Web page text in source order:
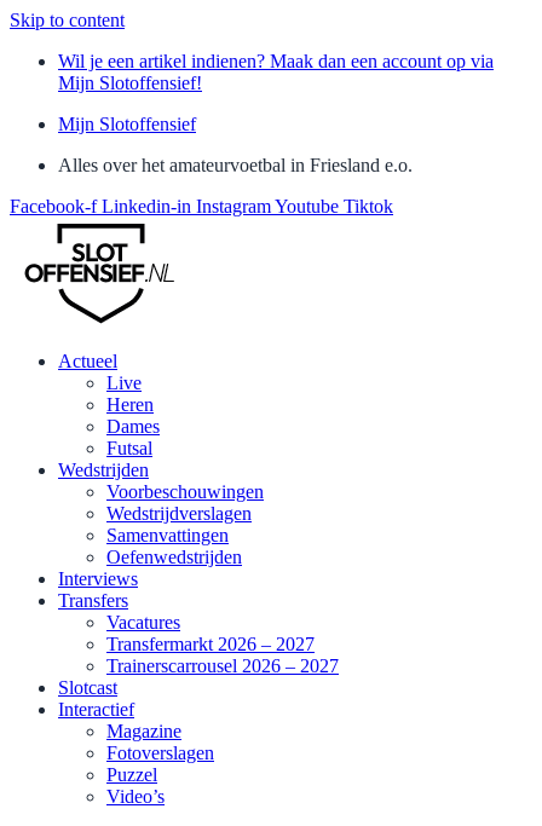
Skip to content
Wil je een artikel indienen? Maak dan een account op via
Mijn Slotoffensief!
Mijn Slotoffensief
Alles over het amateurvoetbal in Friesland e.o.
Facebook-f Linkedin-in InstagramYoutube Tiktok
Actueel
Live
Heren
Dames
Futsal
Wedstrijden
Voorbeschouwingen
Wedstrijdverslagen
Samenvattingen
Oefenwedstrijden
Interviews
Transfers
Vacatures
Transfermarkt 2026 – 2027
Trainerscarrousel 2026 – 2027
Slotcast
Interactief
Magazine
Fotoverslagen
Puzzel
Video’s